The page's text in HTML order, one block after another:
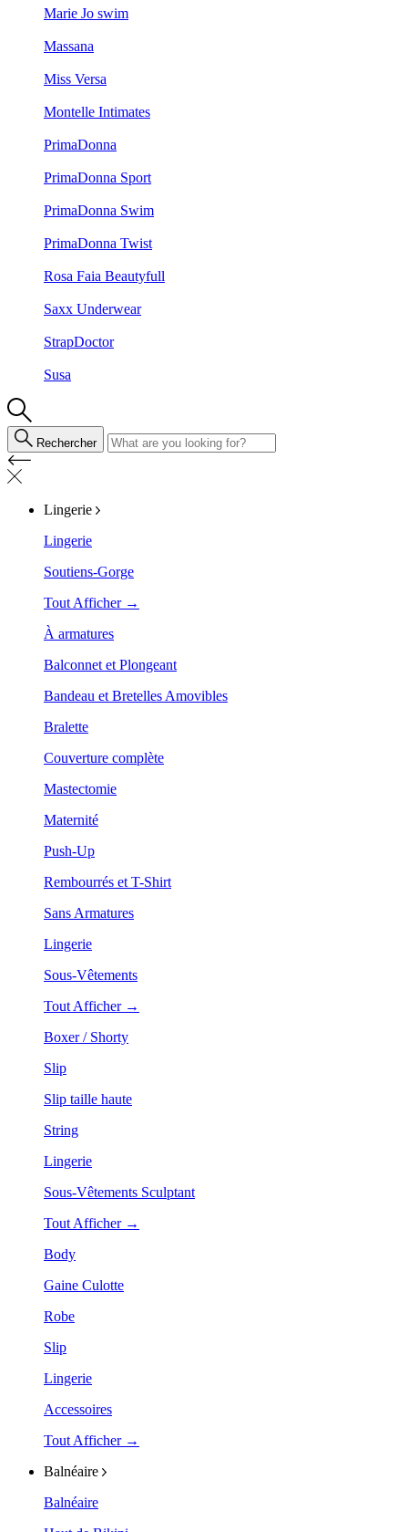
Marie Jo swim
Massana
Miss Versa
Montelle Intimates
PrimaDonna
PrimaDonna Sport
PrimaDonna Swim
PrimaDonna Twist
Rosa Faia Beautyfull
Saxx Underwear
StrapDoctor
Susa
Rechercher
Lingerie
Lingerie
Soutiens-Gorge
Tout Afficher →
À armatures
Balconnet et Plongeant
Bandeau et Bretelles Amovibles
Bralette
Couverture complète
Mastectomie
Maternité
Push-Up
Rembourrés et T-Shirt
Sans Armatures
Lingerie
Sous-Vêtements
Tout Afficher →
Boxer / Shorty
Slip
Slip taille haute
String
Lingerie
Sous-Vêtements Sculptant
Tout Afficher →
Body
Gaine Culotte
Robe
Slip
Lingerie
Accessoires
Tout Afficher →
Balnéaire
Balnéaire